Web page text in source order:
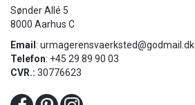
Sønder Allé 5
8000 Aarhus C
Email : urmagerensvaerksted@godmail.dk
Telefon: +45 29 89 90 03
CVR.: 30776623